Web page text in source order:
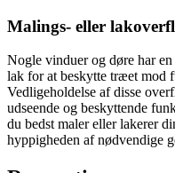
Malings- eller
Nogle vinduer og døre har
lak for at beskytte træet mod
Vedligeholdelse af disse
udseende og beskyttende
du bedst maler eller lakerer
hyppigheden af nødvendige